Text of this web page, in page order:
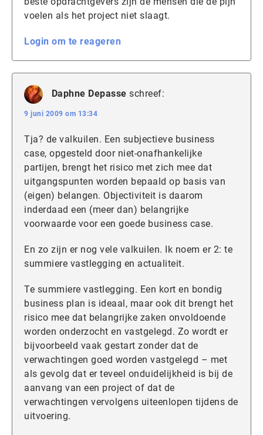
voelen als het project niet slaagt.
Login om te reageren
Daphne Depasse schreef:
9 juni 2009 om 13:34
Tja? de valkuilen. Een subjectieve business
case, opgesteld door niet-onafhankelijke
partijen, brengt het risico met zich mee dat
uitgangspunten worden bepaald op basis van
(eigen) belangen. Objectiviteit is daarom
inderdaad een (meer dan) belangrijke
voorwaarde voor een goede business case.
En zo zijn er nog vele valkuilen. Ik noem er 2: te
summiere vastlegging en actualiteit.
Te summiere vastlegging. Een kort en bondig
business plan is ideaal, maar ook dit brengt het
risico mee dat belangrijke zaken onvoldoende
worden onderzocht en vastgelegd. Zo wordt er
bijvoorbeeld vaak gestart zonder dat de
verwachtingen goed worden vastgelegd – met
als gevolg dat er teveel onduidelijkheid is bij de
aanvang van een project of dat de
verwachtingen vervolgens uiteenlopen tijdens de
uitvoering.